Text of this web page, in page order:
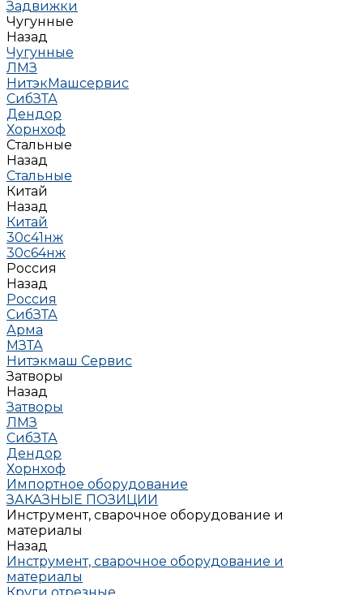
Задвижки
Чугунные
Назад
Чугунные
ЛМЗ
НитэкМашсервис
СибЗТА
Дендор
Хорнхоф
Стальные
Назад
Стальные
Китай
Назад
Китай
30с41нж
30с64нж
Россия
Назад
Россия
СибЗТА
Арма
МЗТА
Нитэкмаш Сервис
Затворы
Назад
Затворы
ЛМЗ
СибЗТА
Дендор
Хорнхоф
Импортное оборудование
ЗАКАЗНЫЕ ПОЗИЦИИ
Инструмент, сварочное оборудование и
материалы
Назад
Инструмент, сварочное оборудование и
материалы